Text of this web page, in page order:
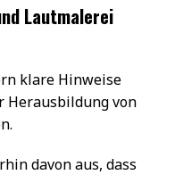
Lautmalerei
klare Hinweise
Herausbildung von
davon aus, dass